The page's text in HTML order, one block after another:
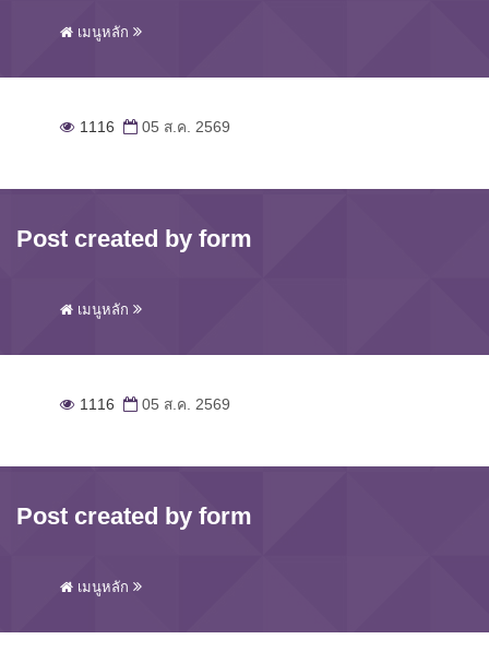
เมนูหลัก
1116 05 ส.ค. 2569
Post created by form
เมนูหลัก
1116 05 ส.ค. 2569
Post created by form
เมนูหลัก